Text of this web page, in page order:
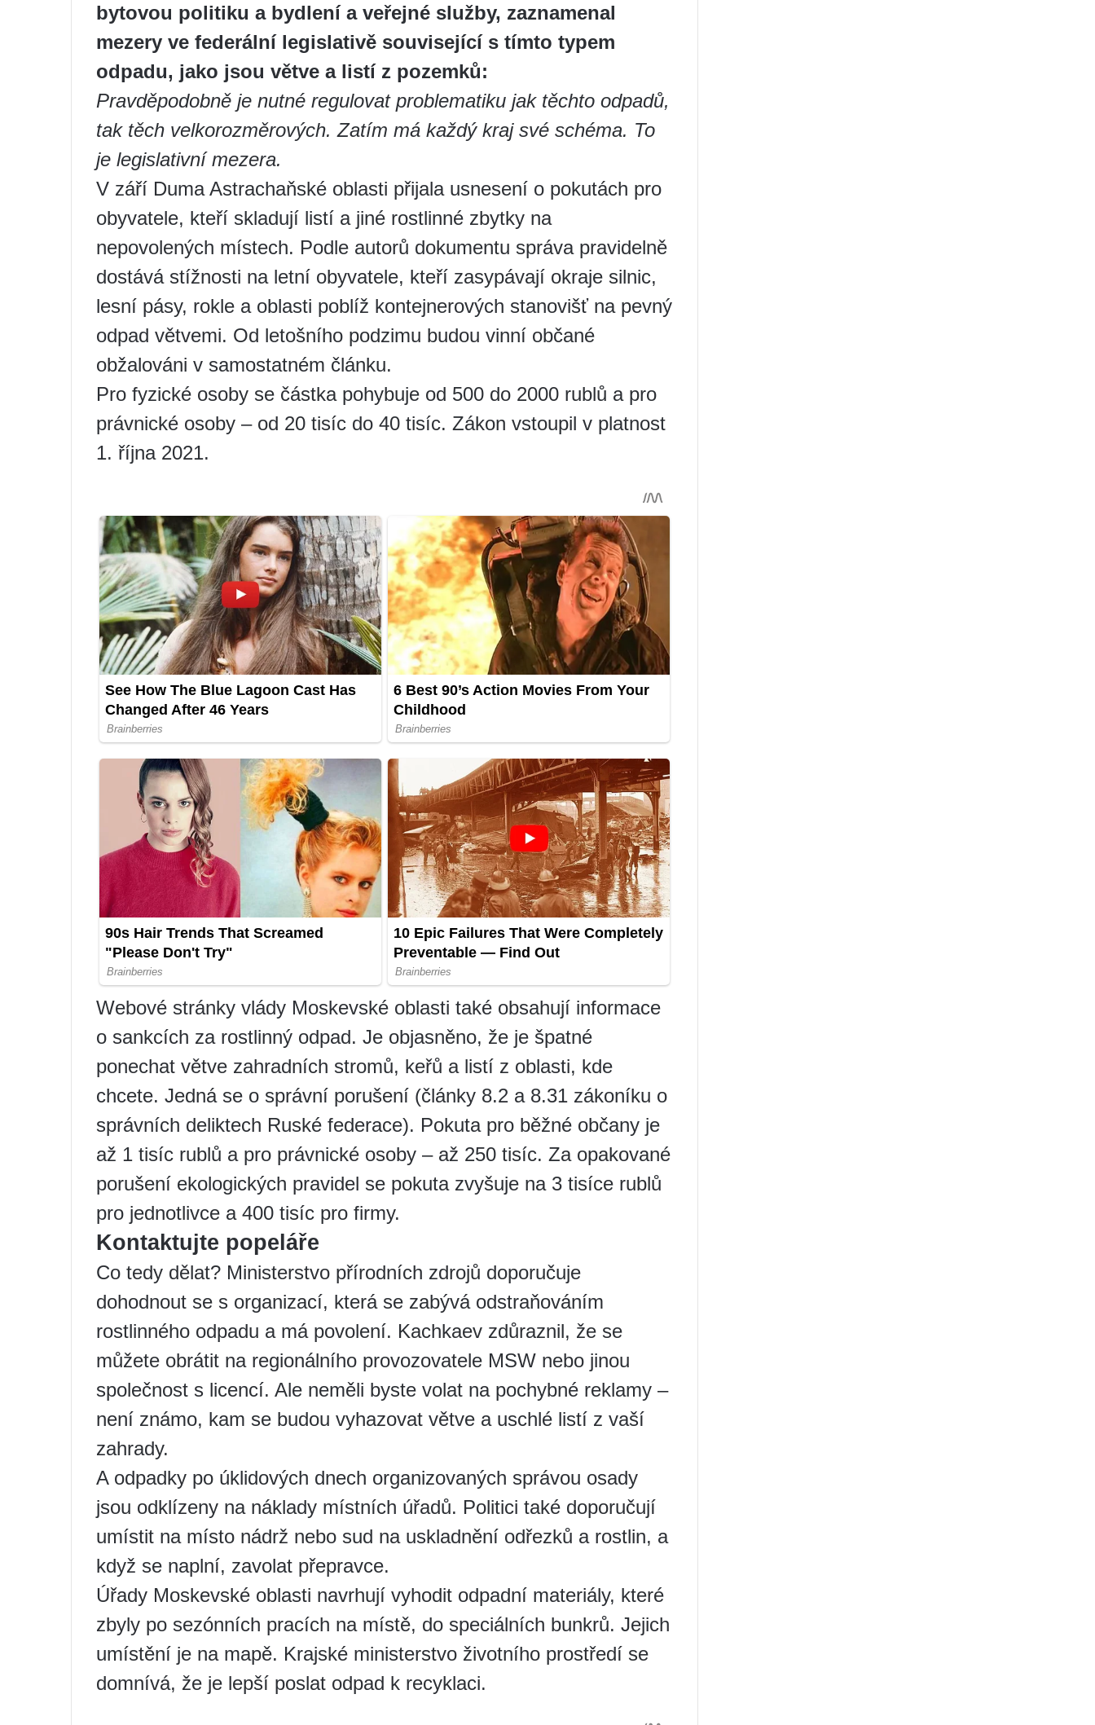
bytovou politiku a bydlení a veřejné služby, zaznamenal
mezery ve federální legislativě související s tímto typem
odpadu, jako jsou větve a listí z pozemků:
Pravděpodobně je nutné regulovat problematiku jak těchto odpadů,
tak těch velkorozměrových. Zatím má každý kraj své schéma. To
je legislativní mezera.
V září Duma Astrachaňské oblasti přijala usnesení o pokutách pro
obyvatele, kteří skladují listí a jiné rostlinné zbytky na
nepovolených místech. Podle autorů dokumentu správa pravidelně
dostává stížnosti na letní obyvatele, kteří zasypávají okraje silnic,
lesní pásy, rokle a oblasti poblíž kontejnerových stanovišť na pevný
odpad větvemi. Od letošního podzimu budou vinní občané
obžalováni v samostatném článku.
Pro fyzické osoby se částka pohybuje od 500 do 2000 rublů a pro
právnické osoby – od 20 tisíc do 40 tisíc. Zákon vstoupil v platnost
1. října 2021.
Webové stránky vlády Moskevské oblasti také obsahují informace
o sankcích za rostlinný odpad. Je objasněno, že je špatné
ponechat větve zahradních stromů, keřů a listí z oblasti, kde
chcete. Jedná se o správní porušení (články 8.2 a 8.31 zákoníku o
správních deliktech Ruské federace). Pokuta pro běžné občany je
až 1 tisíc rublů a pro právnické osoby – až 250 tisíc. Za opakované
porušení ekologických pravidel se pokuta zvyšuje na 3 tisíce rublů
pro jednotlivce a 400 tisíc pro firmy.
Kontaktujte popeláře
Co tedy dělat? Ministerstvo přírodních zdrojů doporučuje
dohodnout se s organizací, která se zabývá odstraňováním
rostlinného odpadu a má povolení. Kachkaev zdůraznil, že se
můžete obrátit na regionálního provozovatele MSW nebo jinou
společnost s licencí. Ale neměli byste volat na pochybné reklamy –
není známo, kam se budou vyhazovat větve a uschlé listí z vaší
zahrady.
A odpadky po úklidových dnech organizovaných správou osady
jsou odklízeny na náklady místních úřadů. Politici také doporučují
umístit na místo nádrž nebo sud na uskladnění odřezků a rostlin, a
když se naplní, zavolat přepravce.
Úřady Moskevské oblasti navrhují vyhodit odpadní materiály, které
zbyly po sezónních pracích na místě, do speciálních bunkrů. Jejich
umístění je na mapě. Krajské ministerstvo životního prostředí se
domnívá, že je lepší poslat odpad k recyklaci.